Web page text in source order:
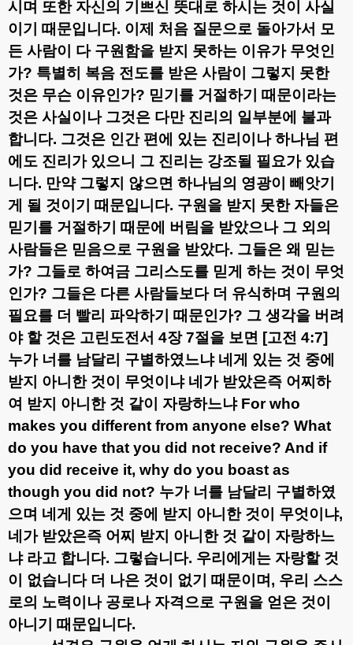
시며 또한 자신의 기쁘신 뜻대로 하시는 것이 사실
이기 때문입니다. 이제 처음 질문으로 돌아가서 모
든 사람이 다 구원함을 받지 못하는 이유가 무엇인
가? 특별히 복음 전도를 받은 사람이 그렇지 못한
것은 무슨 이유인가? 믿기를 거절하기 때문이라는
것은 사실이나 그것은 다만 진리의 일부분에 불과
합니다. 그것은 인간 편에 있는 진리이나 하나님 편
에도 진리가 있으니 그 진리는 강조될 필요가 있습
니다. 만약 그렇지 않으면 하나님의 영광이 빼앗기
게 될 것이기 때문입니다. 구원을 받지 못한 자들은
믿기를 거절하기 때문에 버림을 받았으나 그 외의
사람들은 믿음으로 구원을 받았다. 그들은 왜 믿는
가? 그들로 하여금 그리스도를 믿게 하는 것이 무엇
인가? 그들은 다른 사람들보다 더 유식하며 구원의
필요를 더 빨리 파악하기 때문인가? 그 생각을 버려
야 할 것은 고린도전서 4장7절을 보면 [고전 4:7]
누가 너를 남달리 구별하였느냐 네게 있는 것 중에
받지 아니한 것이 무엇이냐 네가 받았은즉 어찌하
여 받지 아니한 것 같이 자랑하느냐For who
makes you different from anyone else? What
do you have that you did not receive? And if
you did receive it, why do you boast as
though you did not? 누가 너를 남달리 구별하였
으며 네게 있는 것 중에 받지 아니한 것이 무엇이냐,
네가 받았은즉 어찌 받지 아니한 것 같이 자랑하느
냐 라고 합니다. 그렇습니다. 우리에게는 자랑할 것
이 없습니다 더 나은 것이 없기 때문이며 , 우리 스스
로의 노력이나 공로나 자격으로 구원을 얻은 것이
아니기 때문입니다.